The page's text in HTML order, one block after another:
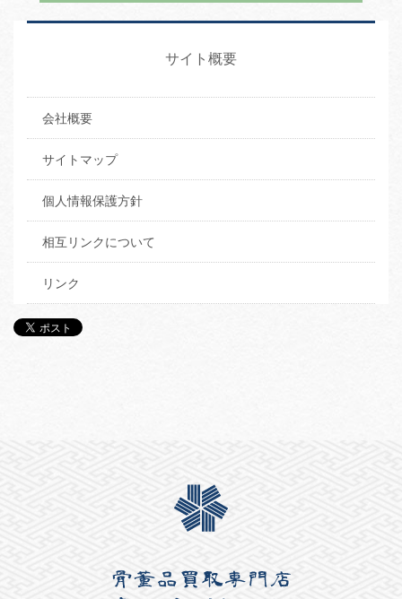
サイト概要
会社概要
サイトマップ
個人情報保護方針
相互リンクについて
リンク